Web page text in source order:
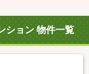
ション 物件一覧